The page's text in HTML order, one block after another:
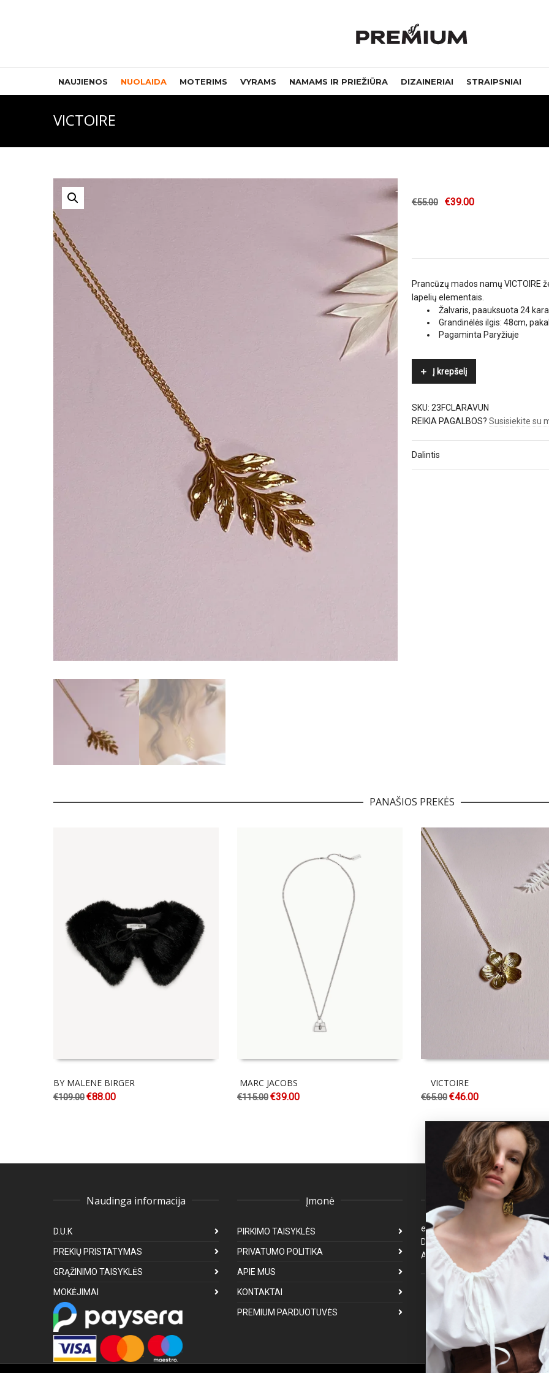
NAUJIENOS NUOLAIDA MOTERIMS VYRAMS NAMAMS IR PRIEŽIŪRA DIZAINERIAI STRAIPSNIAI
VICTOIRE
€55.00 €39.00
Prancūzų mados namų VICTOIRE
lapelių elementais.
Žalvaris, paauksuota 24
Grandinėlės ilgis: 48cm,
Pagaminta Paryžiuje
Į krepšelį
SKU: 23FCLARAVUN
REIKIA PAGALBOS? Susisiekite su
Dalintis
PANAŠIOS PREKĖS
BY MALENE BIRGER
€109.00€88.00
MARC JACOBS
€115.00€39.00
VICTOIRE
€65.00€46.00
Naudinga informacija
D.U.K
PREKIŲ PRISTATYMAS
GRĄŽINIMO TAISYKLĖS
MOKĖJIMAI
Įmonė
PIRKIMO TAISYKLĖS
PRIVATUMO POLITIKA
APIE MUS
KONTAKTAI
PREMIUM PARDUOTUVĖS
Klientų aptarnavimas
Darbo laikas: I-V 8:00-17:00
Atsakymas per 1-3 darbo dienas
Mus galite rasti